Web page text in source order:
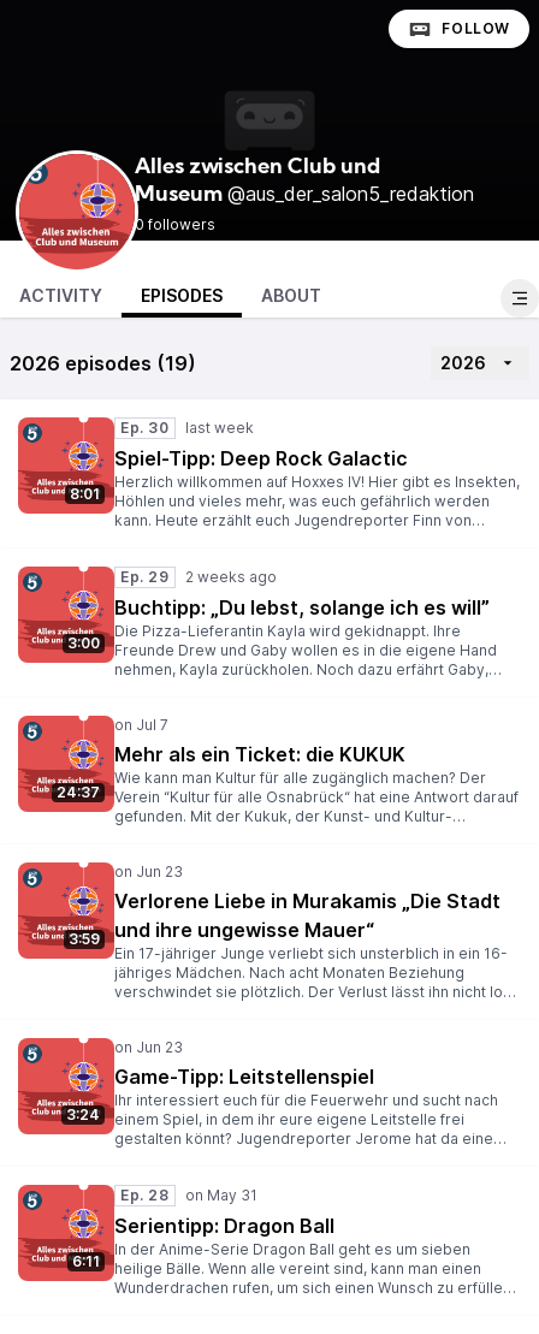
Alles zwischen Club und
Museum @aus_der_salon5_redaktion
0 followers
FOLLOW
ACTIVITY EPISODES ABOUT
2026 episodes (19) 2026
8:01
Ep. 30
Spiel-Tipp: Deep Rock Galactic
Herzlich willkommen auf Hoxxes IV! Hier gibt es Insekten,
Höhlen und vieles mehr, was euch gefährlich werden
kann. Heute erzählt euch Jugendreporter Finn von
3:00
Ep. 29
Buchtipp: „Du lebst, solange ich es will”
Die Pizza-Lieferantin Kayla wird gekidnappt. Ihre
Freunde Drew und Gaby wollen es in die eigene Hand
nehmen, Kayla zurückholen. Noch dazu erfährt Gaby,
in ihrem Buch „Du lebst, solange ich es will.” Unsere
Jugendreporterin Merry stellt es euch vor.
24:37
Mehr als ein Ticket: die KUKUK
Wie kann man Kultur für alle zugänglich machen? Der
Verein “Kultur für alle Osnabrück“ hat eine Antwort darauf
gefunden. Mit der Kukuk, der Kunst- und Kultur-
Leon hat mit Max Ciolek, dem Vorsitzenden und Gründer
der Organisation gesprochen und wollte mehr über das
Konzept und seine Erfahrungen wissen. Hört doch mal
rein!
3:59
Verlorene Liebe in Murakamis „Die Stadt
und ihre ungewisse Mauer“
Ein 17-jähriger Junge verliebt sich unsterblich in ein 16-
jähriges Mädchen. Nach acht Monaten Beziehung
verschwindet sie plötzlich. Der Verlust lässt ihn nicht los
Murakami in seinem Buch: “Die Stadt und ihre ungewisse
Mauer”. Jugendreporter Jonah stellt es euch in diesem
Podcast vor!
3:24
Game-Tipp: Leitstellenspiel
Ihr interessiert euch für die Feuerwehr und sucht nach
einem Spiel, in dem ihr eure eigene Leitstelle frei
gestalten könnt? Jugendreporter Jerome hat da eine
Podcast.
6:11
Ep. 28
Serientipp: Dragon Ball
In der Anime-Serie Dragon Ball geht es um sieben
heilige Bälle. Wenn alle vereint sind, kann man einen
Wunderdrachen rufen, um sich einen Wunsch zu erfüllen.